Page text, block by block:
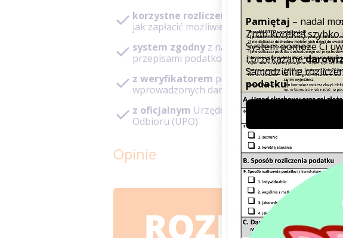
korzystne rozliczenie
– podpowiadamy
jak zapłacić możliwie niski podatek
system zgodnyz najnowszymi
przepisami podatkowymi
z weryfikatorem poprawności
wprowadzonych danych
z oficjalnym Urzędowym Poświadczeniem
Odbioru (UPO)
Opinie